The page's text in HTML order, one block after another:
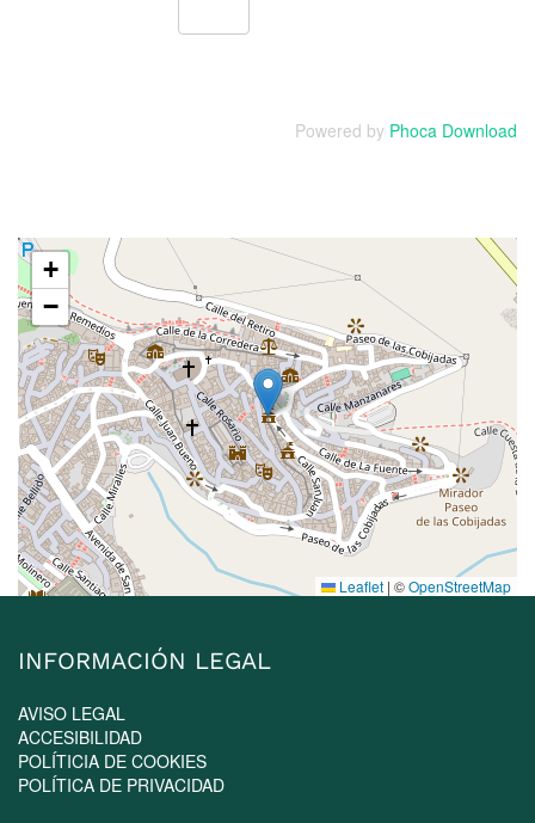
Powered by Phoca Download
+
−
Leaflet | ©OpenStreetMap
INFORMACIÓN LEGAL
AVISO LEGAL
ACCESIBILIDAD
POLÍTICIA DE COOKIES
POLÍTICA DE PRIVACIDAD